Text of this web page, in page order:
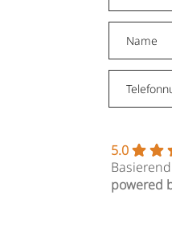
5.0
powered